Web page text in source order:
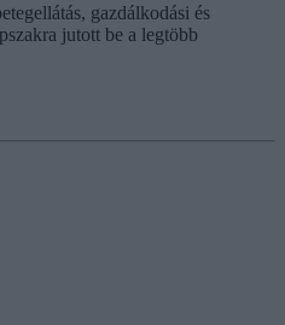
gazdálkodási és
jutott be a legtöbb